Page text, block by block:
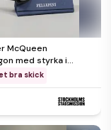
McQueen
med styrka i
bra skick